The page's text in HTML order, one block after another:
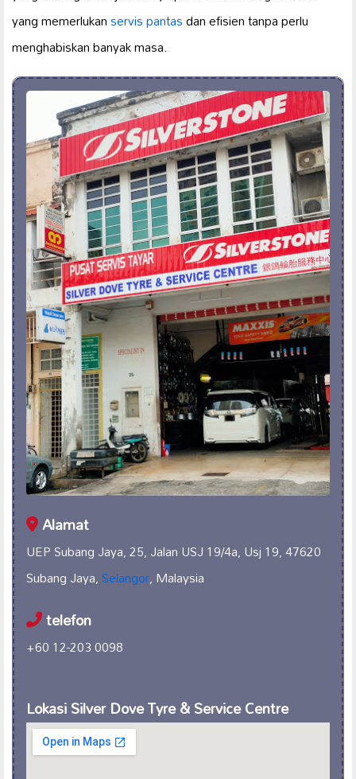
yang memerlukanservis pantasdan efisien tanpa perlu
menghabiskan banyak masa.
Alamat
UEP Subang Jaya, 25, Jalan USJ 19/4a, Usj 19, 47620
Subang Jaya,Selangor, Malaysia
telefon
+60 12-203 0098
Lokasi Silver Dove Tyre & Service Centre